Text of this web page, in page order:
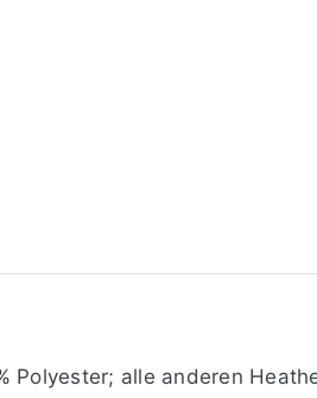
Polyester; alle anderen